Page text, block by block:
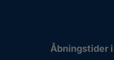
Åbningstider